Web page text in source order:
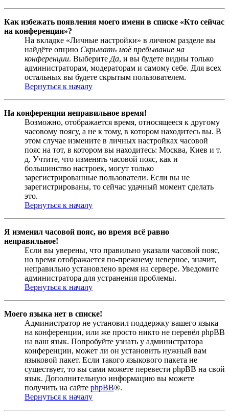
Как избежать появления моего имени в списке «Кто сейчас
на конференции»?
На вкладке «Личные настройки» в личном разделе вы
найдёте опцию Скрывать моё пребывание на
конференции. Выберите Да, и вы будете видны только
администраторам, модераторам и самому себе. Для всех
остальных вы будете скрытым пользователем.
Вернуться к началу
На конференции неправильное время!
Возможно, отображается время, относящееся к другому
часовому поясу, а не к тому, в котором находитесь вы. В
этом случае измените в личных настройках часовой
пояс на тот, в котором вы находитесь: Москва, Киев и т.
д. Учтите, что изменять часовой пояс, как и
большинство настроек, могут только
зарегистрированные пользователи. Если вы не
зарегистрированы, то сейчас удачный момент сделать
это.
Вернуться к началу
Я изменил часовой пояс, но время всё равно
неправильное!
Если вы уверены, что правильно указали часовой пояс,
но время отображается по-прежнему неверное, значит,
неправильно установлено время на сервере. Уведомите
администратора для устранения проблемы.
Вернуться к началу
Моего языка нет в списке!
Администратор не установил поддержку вашего языка
на конференции, или же просто никто не перевёл phpBB
на ваш язык. Попробуйте узнать у администратора
конференции, может ли он установить нужный вам
языковой пакет. Если такого языкового пакета не
существует, то вы сами можете перевести phpBB на свой
язык. Дополнительную информацию вы можете
получить на сайте phpBB®.
Вернуться к началу